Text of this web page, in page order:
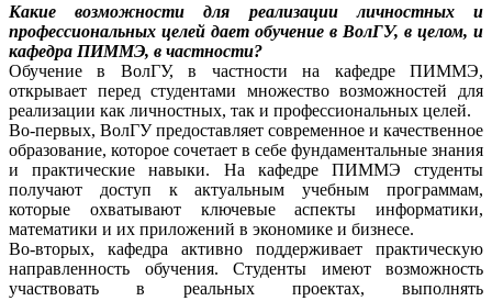
Какие возможности для реализации личностных и
профессиональных целей дает обучение в ВолГУ, в целом, и
кафедра ПИММЭ, в частности?
Обучение в ВолГУ, в частности на кафедре ПИММЭ,
открывает перед студентами множество возможностей для
реализации как личностных, так и профессиональных целей.
Во-первых, ВолГУ предоставляет современное и качественное
образование, которое сочетает в себе фундаментальные знания
и практические навыки. На кафедре ПИММЭ студенты
получают доступ к актуальным учебным программам,
которые охватывают ключевые аспекты информатики,
математики и их приложений в экономике и бизнесе.
Во-вторых, кафедра активно поддерживает практическую
направленность обучения. Студенты имеют возможность
участвовать в реальных проектах, выполнять